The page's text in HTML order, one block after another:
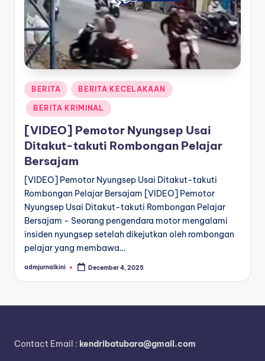
a
T
e
k
n
Posted
in
BERITA BERITA KECELAKAAN
BERITA KRIMINAL
[VIDEO] Pemotor Nyungsep Usai
Ditakut-takuti Rombongan Pelajar
Bersajam
[VIDEO] Pemotor Nyungsep Usai Ditakut-takuti
Rombongan Pelajar Bersajam [VIDEO] Pemotor
Nyungsep Usai Ditakut-takuti Rombongan Pelajar
Bersajam - Seorang pengendara motor mengalami
insiden nyungsep setelah dikejutkan oleh rombongan
pelajar yang membawa…
Posted
admjurnalkini December 4, 2025
Contact Email : kendribatubara@gmail.com